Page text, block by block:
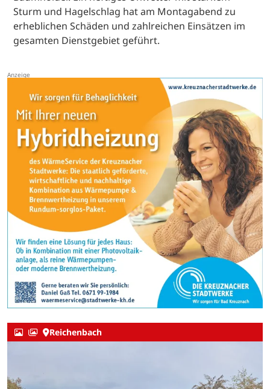
Sturm und Hagelschlag hat am Montagabend zu
erheblichen Schäden und zahlreichen Einsätzen im
gesamten Dienstgebiet geführt.
Reichenbach